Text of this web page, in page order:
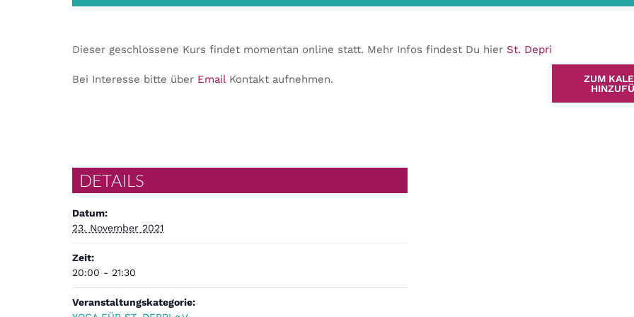
Dieser geschlossene Kurs findet momentan online statt. Mehr Infos findest Du hier St. Depri
Bei Interesse bitte über EmailKontakt aufnehmen.
ZUM
DETAILS
Datum:
23. November 2021
Zeit:
20:00 - 21:30
Veranstaltungskategorie: